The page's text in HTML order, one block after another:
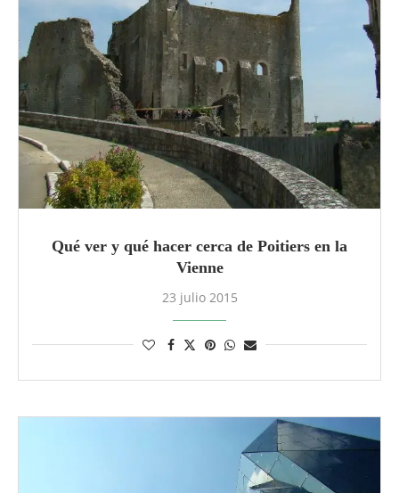
Qué ver y qué hacer cerca de Poitiers en la
Vienne
23 julio 2015